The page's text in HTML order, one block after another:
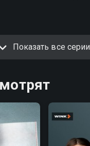
Показать все серии